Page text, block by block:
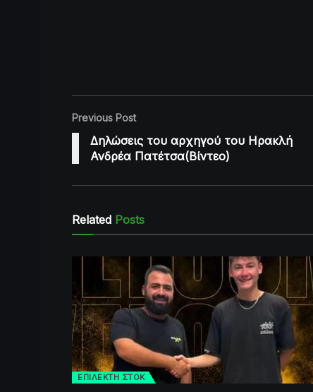
Previous Post
Δηλώσεις του αρχηγού του Ηρακλή
Ανδρέα Πατέτσα(Βίντεο)
Related Posts
ΕΠΙΛΕΚΤΗ ΣΤΟΚ